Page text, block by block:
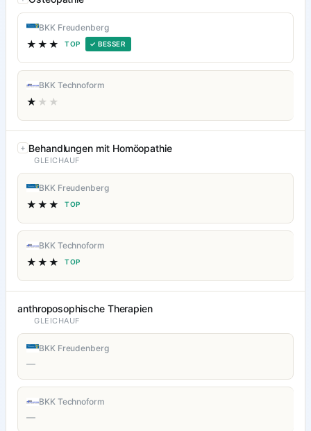
BKK Freudenberg
★★★ TOP ✓ BESSER
BKK Technoform
★ ★★
Behandlungen mit Homöopathie
GLEICHAUF
BKK Freudenberg
★★★ TOP
BKK Technoform
★★★ TOP
anthroposophische Therapien
GLEICHAUF
BKK Freudenberg
—
BKK Technoform
—